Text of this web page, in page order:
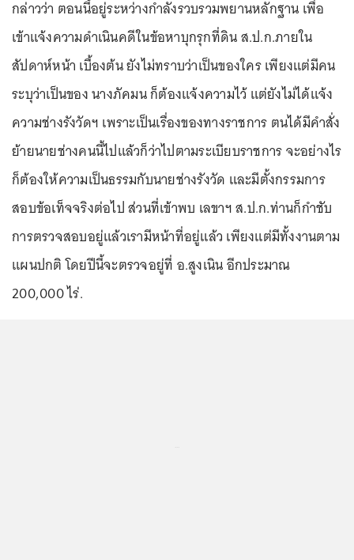
กล่าวว่า ตอนนี้อยู่ระหว่างกำลังรวบรวมพยานหลักฐาน เพื่อ
เข้าแจ้งความดำเนินคดีในข้อหาบุกรุกที่ดิน ส.ป.ก.ภายใน
สัปดาห์หน้า เบื้องต้น ยังไม่ทราบว่าเป็นของใคร เพียงแต่มีคน
ระบุว่าเป็นของ นางภัคมน ก็ต้องแจ้งความไว้ แต่ยังไม่ได้แจ้ง
ความช่างรังวัดฯ เพราะเป็นเรื่องของทางราชการ ตนได้มีคำสั่ง
ย้ายนายช่างคนนี้ไปแล้วก็ว่าไปตามระเบียบราชการ จะอย่างไร
ก็ต้องให้ความเป็นธรรมกับนายช่างรังวัด และมีตั้งกรรมการ
สอบข้อเท็จจริงต่อไป ส่วนที่เข้าพบ เลขาฯ ส.ป.ก.ท่านก็กำชับ
การตรวจสอบอยู่แล้วเรามีหน้าที่อยู่แล้ว เพียงแต่มีทั้งงานตาม
แผนปกติ โดยปีนี้จะตรวจอยู่ที่ อ.สูงเนิน อีกประมาณ
200,000 ไร่.